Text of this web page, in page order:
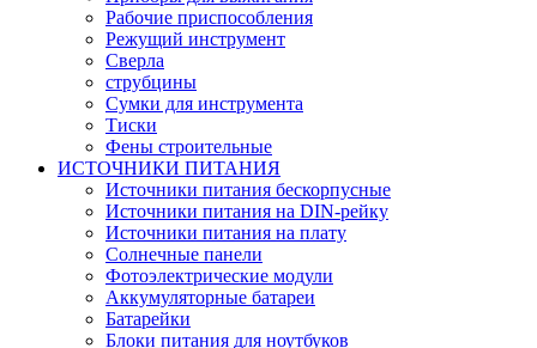
Рабочие приспособления
Режущий инструмент
Сверла
струбцины
Сумки для инструмента
Тиски
Фены строительные
ИСТОЧНИКИ ПИТАНИЯ
Источники питания бескорпусные
Источники питания на DIN-рейку
Источники питания на плату
Солнечные панели
Фотоэлектрические модули
Аккумуляторные батареи
Батарейки
Блоки питания для ноутбуков